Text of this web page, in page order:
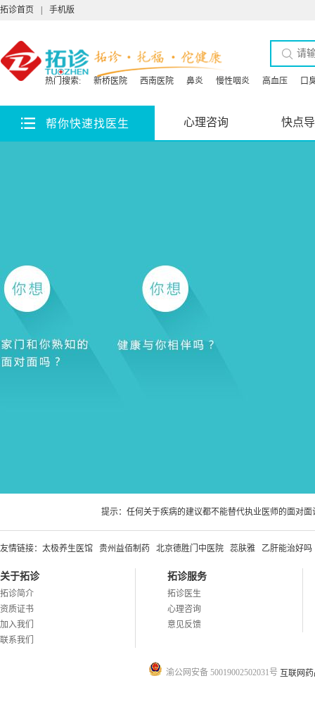
拓诊首页 手机版
热门搜索: 新桥医院 西南医院 鼻炎 慢性咽炎 高血压 口
帮你快速找医生 心理咨询 快点
提示：任何关于疾病的建议都不能替代执业医师的面对
友情链接： 太极养生医馆 贵州益佰制药 北京德胜门中医院 蕊肤雅 乙肝能治好吗
关于拓诊
拓诊简介
资质证书
加入我们
联系我们
拓诊服务
拓诊医生
心理咨询
意见反馈
渝公网安备 50019002502031号 互联网